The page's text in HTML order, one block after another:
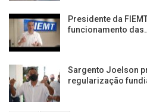
Presidente da
funcionamento
Sargento Joelson
regularização